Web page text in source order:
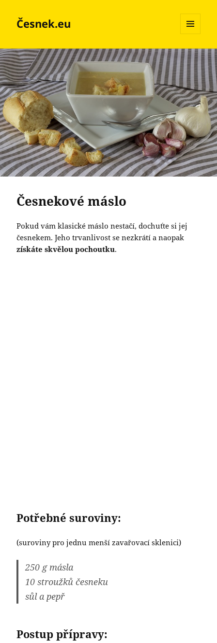
Česnek.eu
A
WIDGETY
Česnekové máslo
Pokud vám klasické máslo nestačí, dochuťte si jej
česnekem. Jeho trvanlivost se nezkrátí a naopak
získáte skvělou pochoutku.
Potřebné suroviny:
(suroviny pro jednu menší zavařovací sklenici)
250 g másla
10 stroužků česneku
sůl a pepř
Postup přípravy: